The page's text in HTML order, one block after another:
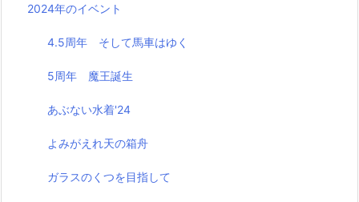
2024年のイベント
4.5周年 そして馬車はゆく
5周年 魔王誕生
あぶない水着'24
よみがえれ天の箱舟
ガラスのくつを目指して